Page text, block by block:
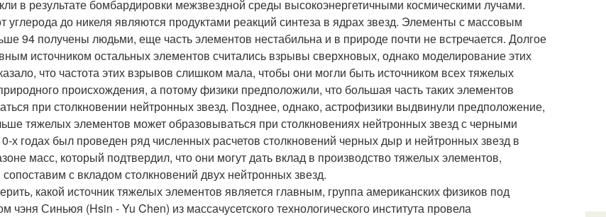
в результате бомбардировки межзвездной среды высокоэнергетичными космическими лучами.
углерода до никеля являются продуктами реакций синтеза в ядрах звезд. Элементы с массовым
94 получены людьми, еще часть элементов нестабильна и в природе почти не встречается. Долгое
источником остальных элементов считались взрывы сверхновых, однако моделирование этих
что частота этих взрывов слишком мала, чтобы они могли быть источником всех тяжелых
происхождения, а потому физики предположили, что большая часть таких элементов
при столкновении нейтронных звезд. Позднее, однако, астрофизики выдвинули предположение,
тяжелых элементов может образовываться при столкновениях нейтронных звезд с черными
х годах был проведен ряд численных расчетов столкновений черных дыр и нейтронных звезд в
масс, который подтвердил, что они могут дать вклад в производство тяжелых элементов,
с вкладом столкновений двух нейтронных звезд.
какой источник тяжелых элементов является главным, группа американских физиков под
чэня Синьюя (Hsin - Yu Chen) из массачусетского технологического института провела